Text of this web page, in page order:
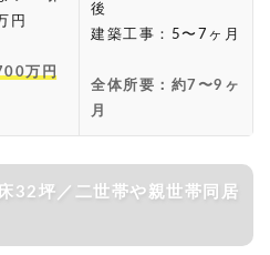
円
万円
後
建築工事：5〜7ヶ月
全体所要：約7〜9ヶ
月